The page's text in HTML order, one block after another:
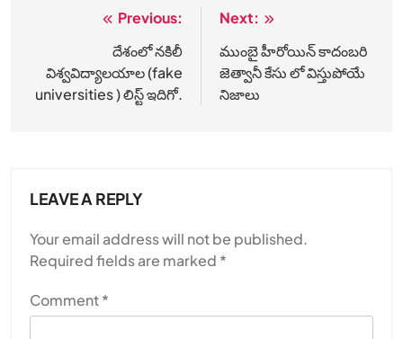
navigation
Previous:
దేశంలో నకిలీ
విశ్వవిద్యాలయాల (fake
universities ) లిస్ట్ ఇదిగో.
Next:
ముంబై హీరోయిన్ కాదంబరి
జెత్వానీ కేసు లో విస్తుపోయే
నిజాలు
LEAVE A REPLY
Your email address will not be published.
Required fields are marked *
Comment*